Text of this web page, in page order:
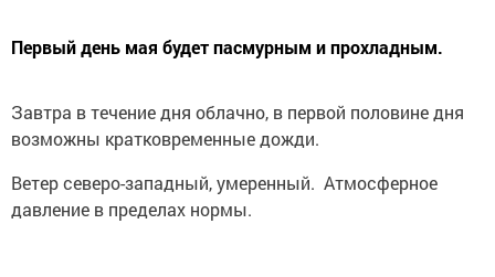
Первый день мая будет пасмурным и прохладным.
Завтра в течение дня облачно, в первой половине дня
возможны кратковременные дожди.
Ветер северо-западный, умеренный. Атмосферное
давление в пределах нормы.